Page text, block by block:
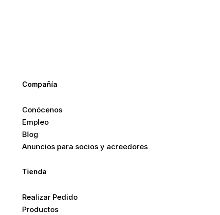
Compañía
Conócenos
Empleo
Blog
Anuncios para socios y acreedores
Tienda
Realizar Pedido
Productos